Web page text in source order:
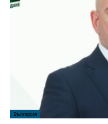
България